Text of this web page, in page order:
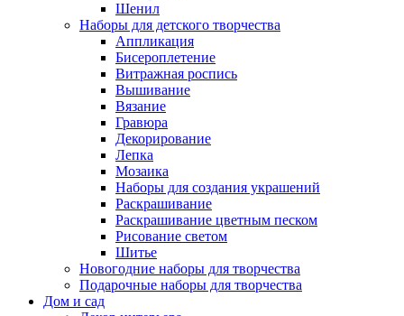
Шенил
Наборы для детского творчества
Аппликация
Бисероплетение
Витражная роспись
Вышивание
Вязание
Гравюра
Декорирование
Лепка
Мозаика
Наборы для создания украшений
Раскрашивание
Раскрашивание цветным песком
Рисование светом
Шитье
Новогодние наборы для творчества
Подарочные наборы для творчества
Дом и сад